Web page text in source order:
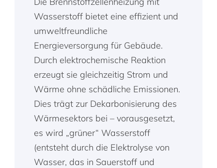
Wasserstoff bietet eine effizient und
umweltfreundliche
Energieversorgung für Gebäude.
Durch elektrochemische Reaktion
erzeugt sie gleichzeitig Strom und
Wärme ohne schädliche Emissionen.
Dies trägt zur Dekarbonisierung des
Wärmesektors bei – vorausgesetzt,
es wird „grüner“ Wasserstoff
(entsteht durch die Elektrolyse von
Wasser, das in Sauerstoff und